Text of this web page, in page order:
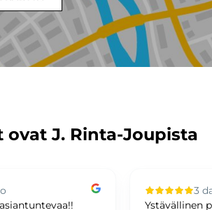
J. Rinta-Joupista
3
Ystävällinen